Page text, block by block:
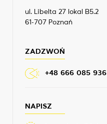
ul. Libelta 27 lokal B5.2
61-707 Poznań
ZADZWOŃ
+48 666 085 936
NAPISZ